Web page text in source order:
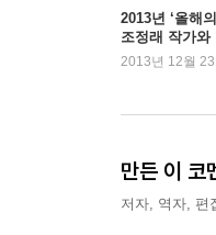
종교에 관한
2013년 ‘올해
조정래 작가와
2013년 12월 23
만든 이 코
저자, 역자, 편